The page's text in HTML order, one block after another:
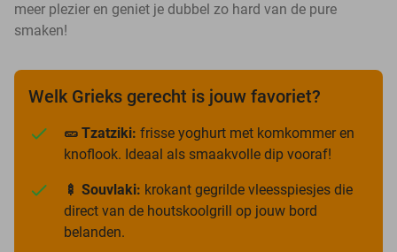
meer plezier en geniet je dubbel zo hard van de pure
smaken!
Welk Grieks gerecht is jouw favoriet?
🥒 Tzatziki: frisse yoghurt met komkommer en
knoflook. Ideaal als smaakvolle dip vooraf!
🍢 Souvlaki: krokant gegrilde vleesspiesjes die
direct van de houtskoolgrill op jouw bord
belanden.